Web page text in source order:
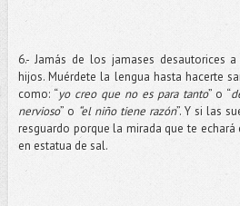
6.- Jamás de los jamases desautorices
hijos. Muérdete la lengua hasta hacerte
como: “yo creo que no es para tanto” o “
nervioso” o “el niño tiene razón”. Y si las
resguardo porque la mirada que te
en estatua de sal.